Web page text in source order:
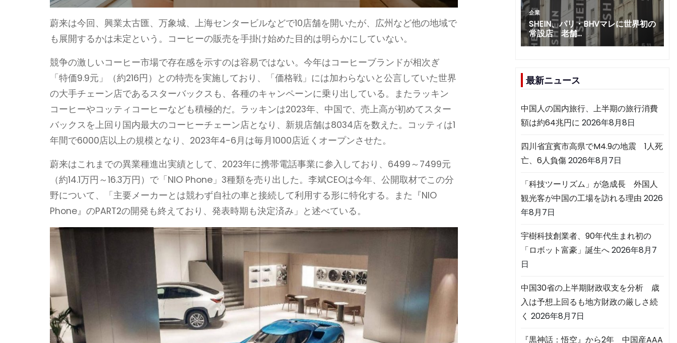
蔚来は今回、興業太古匯、万象城、上海センタービルなどで10店舗を開いたが、広州など他の地域で
も展開するかは未定という。コーヒーの販売を手掛け始めた目的は明らかにしていない。
競争の激しいコーヒー市場で存在感を示すのは容易ではない。今年はコーヒーブランドが相次ぎ
「特価9.9元」（約216円）との特売を実施しており、「価格戦」には加わらないと公言していた世界
の大手チェーン店であるスターバックスも、各種のキャンペーンに乗り出している。またラッキン
コーヒーやコッティコーヒーなども積極的だ。ラッキンは2023年、中国で、売上高が初めてスター
バックスを上回り国内最大のコーヒーチェーン店となり、新規店舗は8034店を数えた。コッティは1
年間で6000店以上の規模となり、2023年4-6月は毎月1000店近くオープンさせた。
蔚来はこれまでの異業種進出実績として、2023年に携帯電話事業に参入しており、6499～7499元
（約14.1万円～16.3万円）で「NIO Phone」3種類を売り出した。李斌CEOは今年、公開取材でこの分
野について、「主要メーカーとは競わず自社の車と接続して利用する形に特化する。また『NIO
Phone』のPART2の開発も終えており、発表時期も決定済み」と述べている。
最新ニュース
中国人の国内旅行、上半期の旅行消費
額は約64兆円に 2026年8月8日
四川省宜賓市高県でM4.9の地震 1人死
亡、6人負傷2026年8月7日
「科技ツーリズム」が急成長 外国人
観光客が中国の工場を訪れる理由 2026
年8月7日
宇樹科技創業者、90年代生まれ初の
「ロボット富豪」誕生へ2026年8月7
日
中国30省の上半期財政収支を分析 歳
入は予想上回るも地方財政の厳しさ続
く 2026年8月7日
『黒神話：悟空』から2年 中国産AAA